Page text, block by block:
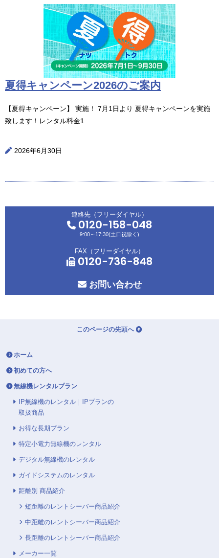
夏得キャンペーン2026のご案内
【夏得キャンペーン】 実施！ 7月1日より 夏得キャンペーンを実施
致します！レンタル料金1...
2026年6月30日
連絡先（フリーダイヤル）
0120-158-048
9:00～17:30(土日祝除く)
FAX（フリーダイヤル）
0120-736-848
お問い合わせ
このページの先頭へ
ホーム
初めての方へ
無線機レンタルプラン
IP無線機のレンタル｜IPプランの
取扱商品
お得な長期プラン
特定小電力無線機のレンタル
デジタル無線機のレンタル
ガイドシステムのレンタル
距離別 商品紹介
短距離のレントシーバー商品紹介
中距離のレントシーバー商品紹介
長距離のレントシーバー商品紹介
メーカー一覧